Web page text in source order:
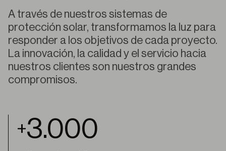
A través de nuestros sistemas de
protección solar, transformamos la luz para
responder a los objetivos de cada proyecto.
La innovación, la calidad y el servicio hacia
nuestros clientes son nuestros grandes
compromisos.
+3.000